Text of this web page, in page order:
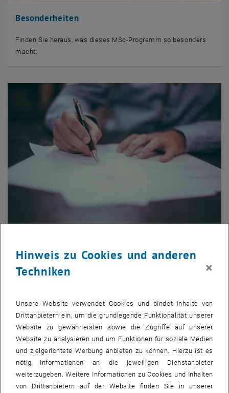
Besonderheiten
Finden Sie heraus, was dieses MSc-Programm so besonders
macht.
Hinweis zu Cookies und anderen
Techniken
×
Unsere Website verwendet Cookies und bindet Inhalte von
Drittanbietern ein, um die grundlegende Funktionalität unserer
Website zu gewährleisten sowie die Zugriffe auf unserer
Website zu analysieren und um Funktionen für soziale Medien
und zielgerichtete Werbung anbieten zu können. Hierzu ist es
nötig Informationen an die jeweiligen Dienstanbieter
weiterzugeben. Weitere Informationen zu Cookies und Inhalten
von Drittanbietern auf der Website finden Sie in unserer